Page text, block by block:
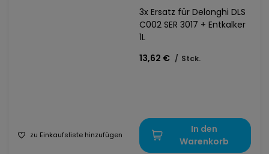
3x Ersatz für Delonghi DLS
C002 SER 3017 + Entkalker
1L
13,62 € / Stck.
zu Einkaufsliste hinzufügen
In den
Warenkorb